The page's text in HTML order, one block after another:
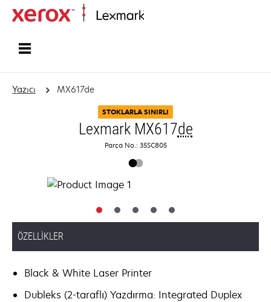
Yazıcı MX617de
STOKLARLA SINIRLI
Lexmark MX617de
Parça No.: 35SC805
ÖZELLIKLER
Black & White Laser Printer
Dubleks (2-taraflı) Yazdırma: Integrated Duplex